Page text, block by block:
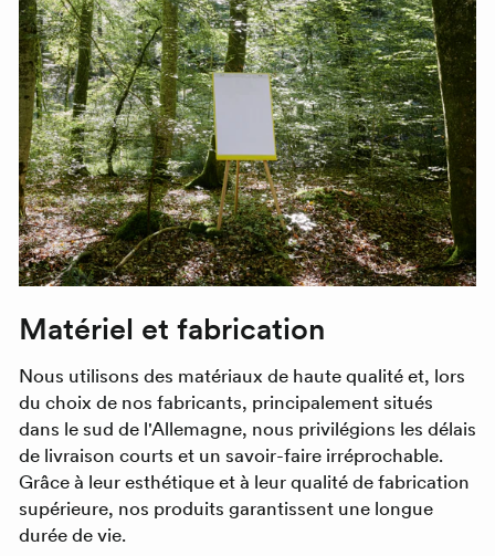
Matériel et fabrication
Nous utilisons des matériaux de haute qualité et, lors
du choix de nos fabricants, principalement situés
dans le sud de l'Allemagne, nous privilégions les délais
de livraison courts et un savoir-faire irréprochable.
Grâce à leur esthétique et à leur qualité de fabrication
supérieure, nos produits garantissent une longue
durée de vie.